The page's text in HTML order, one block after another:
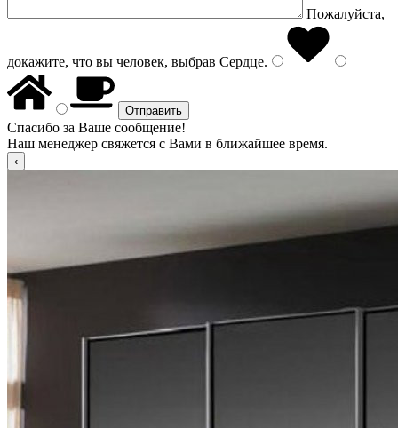
Пожалуйста,
докажите, что вы человек, выбрав Сердце.
Спасибо за Ваше сообщение!
Наш менеджер свяжется с Вами в ближайшее время.